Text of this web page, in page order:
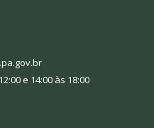
e 14:00 às 18:00